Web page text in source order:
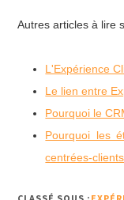
Autres articles à lire
L'Expérience
Le lien entre
Pourquoi le
Pourquoi les
centrées-